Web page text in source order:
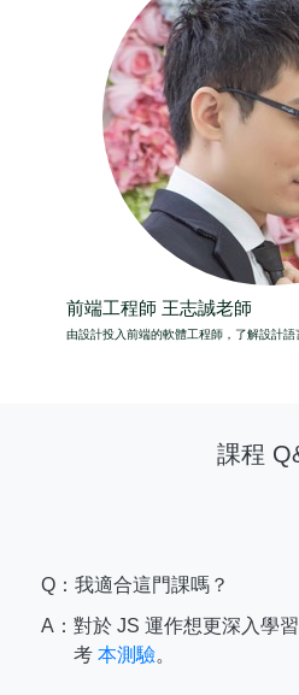
前端工程師 王志誠老師
由設計投入前端的軟體工程師，了解設計語
課程
Q：我適合這門課嗎？
A： 對於 JS 運作想更深入學
考 本測驗。